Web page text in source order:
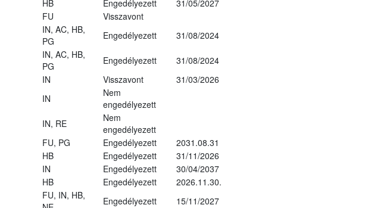
HB Engedélyezett
31/05/2027
FU
Visszavont
IN, AC, HB,
PG
Engedélyezett 31/08/2024
IN, AC, HB,
PG
Engedélyezett
31/08/2024
IN Visszavont
31/03/2026
IN
Nem
engedélyezett
IN, RE
Nem
engedélyezett
FU, PG Engedélyezett
2031.08.31
HB Engedélyezett
31/11/2026
IN Engedélyezett
30/04/2037
HB Engedélyezett
2026.11.30.
FU, IN, HB,
Engedélyezett
15/11/2027